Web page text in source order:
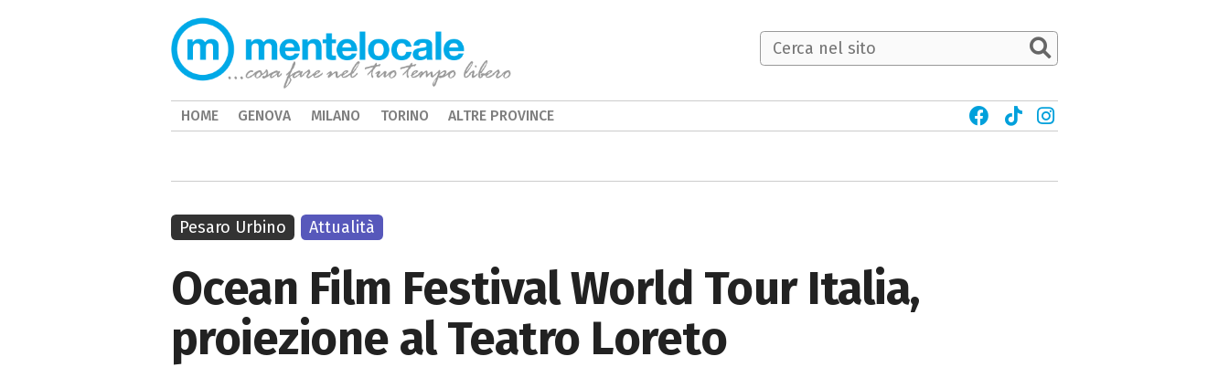
Ocean Film Festival World Tour Italia,
proiezione al Teatro Loreto
Pesaro Urbino Attualità
HOME GENOVA MILANO TORINO ALTRE PROVINCE